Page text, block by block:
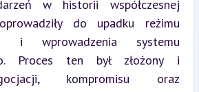
w historii współczesnej
do upadku reżimu
i wprowadzenia systemu
Proces ten był złożony i
kompromisu oraz